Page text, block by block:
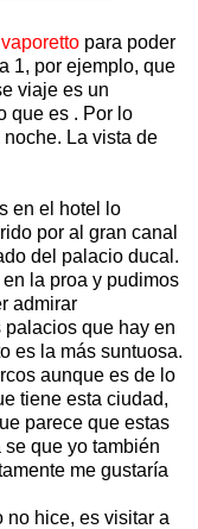
vaporetto para poder
1, por ejemplo, que
viaje es un
que es . Por lo
La vista de
en el hotel lo
por al gran canal
del palacio ducal.
la proa y pudimos
admirar
que hay en
es la más suntuosa.
aunque es de lo
tiene esta ciudad,
parece que estas
que yo también
me gustaría
no hice, es visitar a